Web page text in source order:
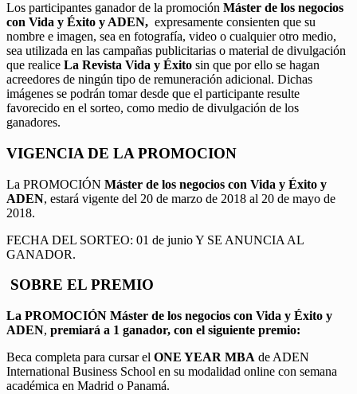
Los participantes ganador de la promoción Máster de los negocios
con Vida y Éxito y ADEN, expresamente consienten que su
nombre e imagen, sea en fotografía, video o cualquier otro medio,
sea utilizada en las campañas publicitarias o material de divulgación
que realice La Revista Vida y Éxito sin que por ello se hagan
acreedores de ningún tipo de remuneración adicional. Dichas
imágenes se podrán tomar desde que el participante resulte
favorecido en el sorteo, como medio de divulgación de los
ganadores.
VIGENCIA DE LA PROMOCION
La PROMOCIÓN Máster de los negocios con Vida y Éxito y
ADEN, estará vigente del 20 de marzo de 2018 al 20 de mayo de
2018.
FECHA DEL SORTEO: 01 de junio Y SE ANUNCIA AL
GANADOR.
SOBRE EL PREMIO
La PROMOCIÓN Máster de los negocios con Vida y Éxito y
ADEN, premiará a 1 ganador, con el siguiente premio:
Beca completa para cursar el ONE YEAR MBA de ADEN
International Business School en su modalidad online con semana
académica en Madrid o Panamá.